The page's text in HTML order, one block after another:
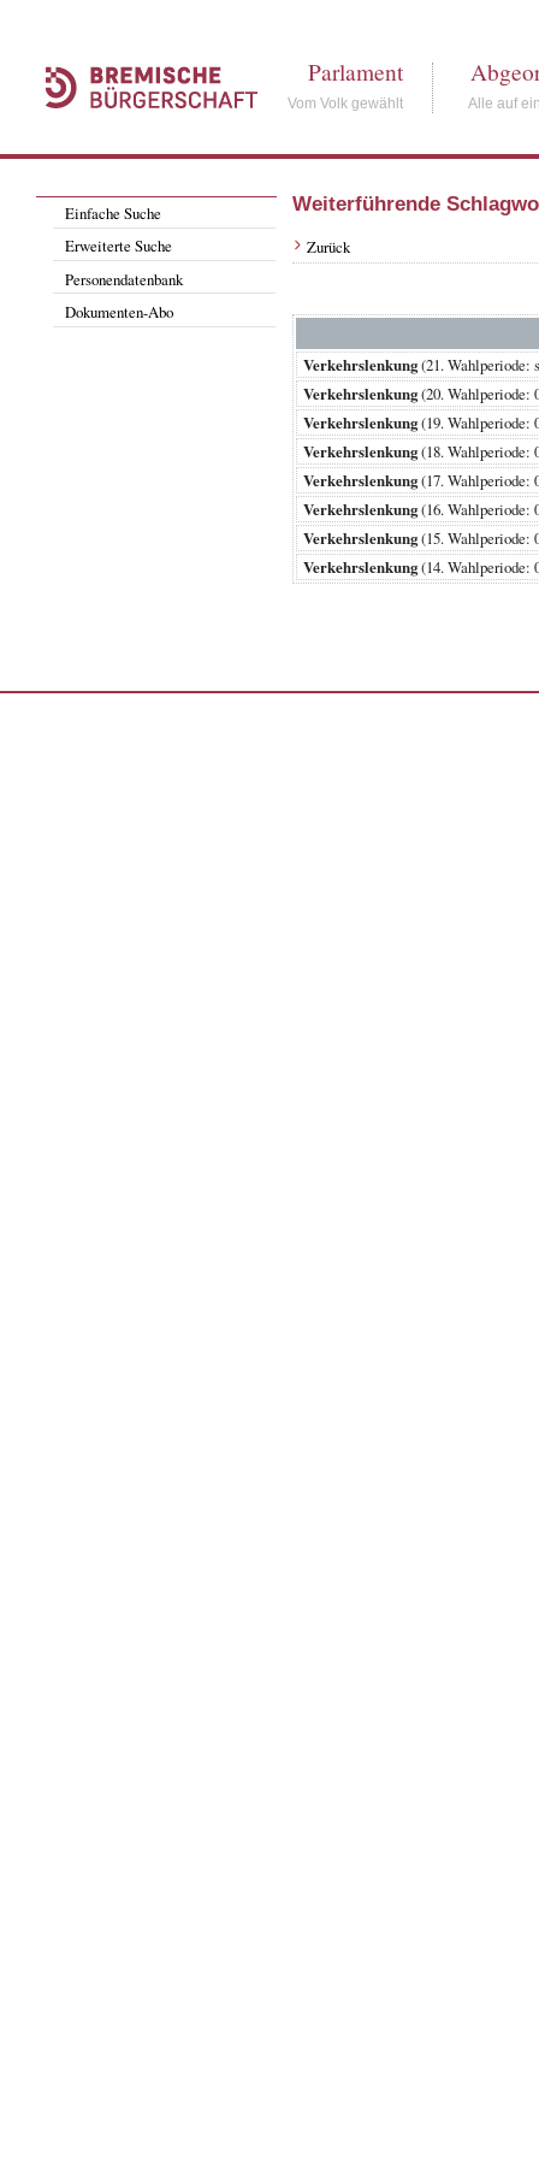
Parlament
Vom Volk gewählt Alle auf
Einfache Suche
Erweiterte Suche
Personendatenbank
Dokumenten-Abo
Weiterführende
Zurück
Verkehrslenkung(21.
Verkehrslenkung(20.
Verkehrslenkung(19.
Verkehrslenkung(18.
Verkehrslenkung(17.
Verkehrslenkung(16.
Verkehrslenkung(15.
Verkehrslenkung(14.